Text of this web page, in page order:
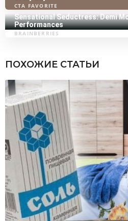
ПОХОЖИЕ СТАТЬИ